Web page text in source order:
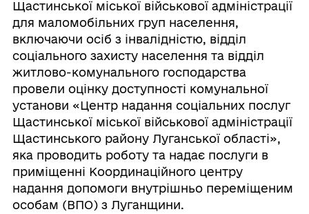
Щастинської міської військової адміністрації
для маломобільних груп населення,
включаючи осіб з інвалідністю, відділ
соціального захисту населення та відділ
житлово-комунального господарства
провели оцінку доступності комунальної
установи «Центр надання соціальних послуг
Щастинської міської військової адміністрації
Щастинського району Луганської області»,
яка проводить роботу та надає послуги в
приміщенні Координаційного центру
надання допомоги внутрішньо переміщеним
особам (ВПО) з Луганщини.